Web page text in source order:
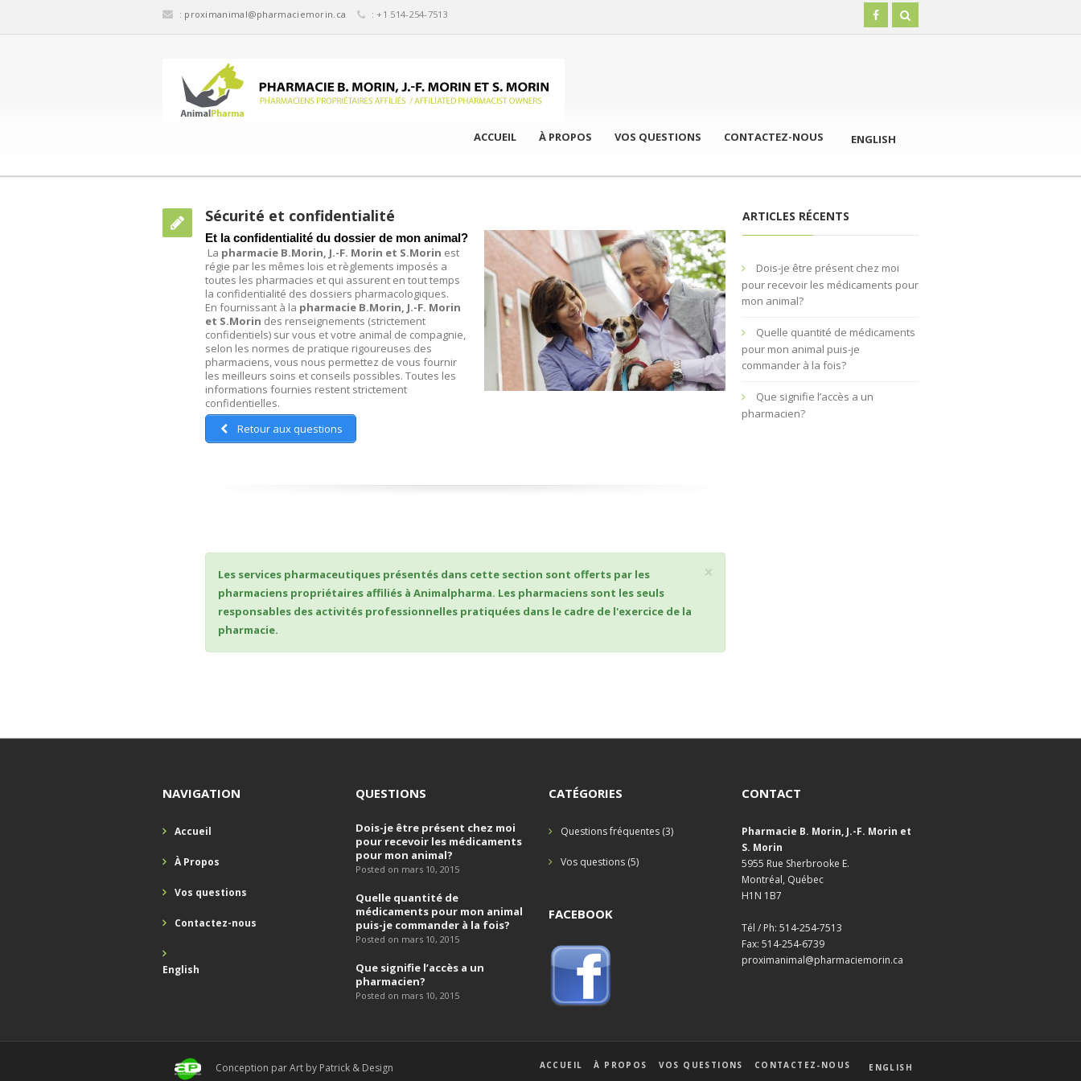
: proximanimal@pharmaciemorin.ca : +1 514-254-7513
ACCUEIL À PROPOS VOS QUESTIONS CONTACTEZ-NOUS ENGLISH
Sécurité et confidentialité
Et la confidentialité du dossier de mon animal?
La pharmacie B.Morin, J.-F. Morin et S.Morin est
régie par les mêmes lois et règlements imposés a
toutes les pharmacies et qui assurent en tout temps
la confidentialité des dossiers pharmacologiques.
En fournissant à la pharmacie B.Morin, J.-F. Morin
et S.Morin des renseignements (strictement
confidentiels) sur vous et votre animal de compagnie,
selon les normes de pratique rigoureuses des
pharmaciens, vous nous permettez de vous fournir
les meilleurs soins et conseils possibles. Toutes les
informations fournies restent strictement
confidentielles.
Retour aux questions
×
Les services pharmaceutiques présentés dans cette section sont offerts par les
pharmaciens propriétaires affiliés à Animalpharma. Les pharmaciens sont les seuls
responsables des activités professionnelles pratiquées dans le cadre de l'exercice de la
pharmacie.
ARTICLES RÉCENTS
Dois-je être présent chez moi
pour recevoir les médicaments pour
mon animal?
Quelle quantité de médicaments
pour mon animal puis-je
commander à la fois?
Que signifie l’accès a un
pharmacien?
NAVIGATION
Accueil
À Propos
Vos questions
Contactez-nous
English
QUESTIONS
Dois-je être présent chez moi
pour recevoir les médicaments
pour mon animal?
Posted on mars 10, 2015
Quelle quantité de
médicaments pour mon animal
puis-je commander à la fois?
Posted on mars 10, 2015
Que signifie l’accès a un
pharmacien?
Posted on mars 10, 2015
CATÉGORIES
Questions fréquentes (3)
Vos questions (5)
FACEBOOK
CONTACT
Pharmacie B. Morin, J.-F. Morin et
S. Morin
5955 Rue Sherbrooke E.
Montréal, Québec
H1N 1B7
Tél / Ph: 514-254-7513
Fax: 514-254-6739
proximanimal@pharmaciemorin.ca
Conception par Art by Patrick & Design ACCUEIL À PROPOS VOS QUESTIONS CONTACTEZ-NOUS ENGLISH